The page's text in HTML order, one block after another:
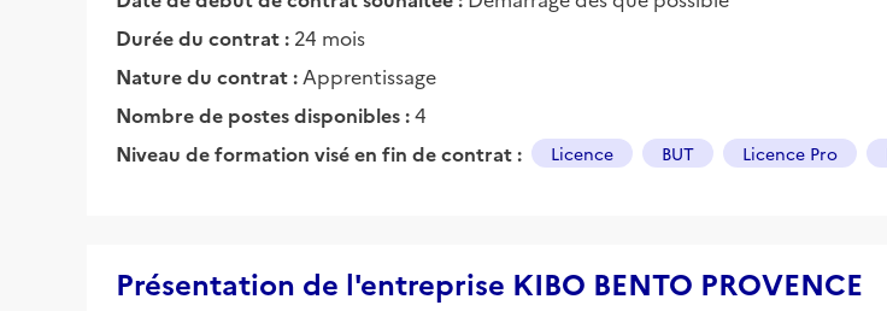
Durée du contrat : 24 mois
Nature du contrat : Apprentissage
Nombre de postes disponibles :4
Niveau de formation visé en fin de contrat :
Licence BUT Licence Pro
Présentation de l'entreprise KIBO BENTO PROVENCE